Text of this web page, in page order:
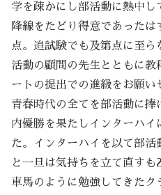
学を疎かにし部活動に熱中
降線をたどり得意であった
点。追試験でも及第点に至
活動の顧問の先生とともに
ートの提出での進級をお願い
青春時代の全てを部活動に
内優勝を果たしインターハイ
た。インターハイを以て部
と一旦は気持ちを立て直す
車馬のように勉強してきたク